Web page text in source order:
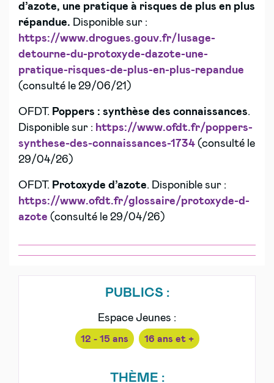
d’azote, une pratique à risques de plus en plus
répandue. Disponible sur :
https://www.drogues.gouv.fr/lusage-
detourne-du-protoxyde-dazote-une-
pratique-risques-de-plus-en-plus-repandue
(consulté le 29/06/21)
OFDT. Poppers : synthèse des connaissances.
Disponible sur : https://www.ofdt.fr/poppers-
synthese-des-connaissances-1734 (consulté le
29/04/26)
OFDT. Protoxyde d’azote. Disponible sur :
https://www.ofdt.fr/glossaire/protoxyde-d-
azote (consulté le 29/04/26)
PUBLICS :
Espace Jeunes :
12 - 15 ans 16 ans et +
THÈME :